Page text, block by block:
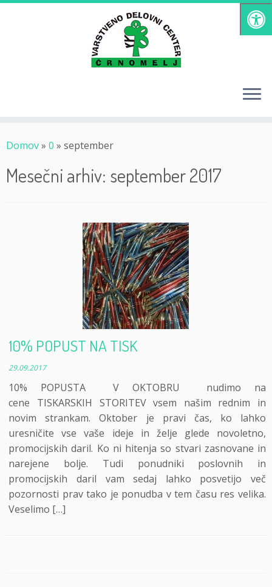
Skoči
Domov» 0 » september
Mesečni arhiv: september 2017
10% POPUST NA TISK
29.09.2017
10% POPUSTA V OKTOBRU nudimo na
cene TISKARSKIH STORITEV vsem našim rednim in
novim strankam. Oktober je pravi čas, ko lahko
uresničite vse vaše ideje in želje glede novoletno,
promocijskih daril. Ko ni hitenja so stvari zasnovane in
narejene bolje. Tudi ponudniki poslovnih in
promocijskih daril vam sedaj lahko posvetijo več
pozornosti prav tako je ponudba v tem času res velika.
Veselimo […]